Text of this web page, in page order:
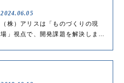
2024.06.05
（株）アリスは「ものづくりの現
場」視点で、開発課題を解決しま…